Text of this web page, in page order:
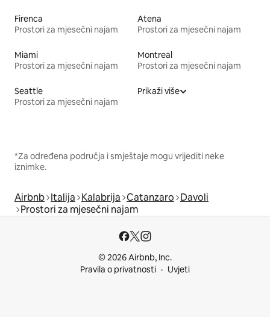
Firenca
Prostori za mjesečni najam
Atena
Prostori za mjesečni najam
Miami
Prostori za mjesečni najam
Montreal
Prostori za mjesečni najam
Seattle
Prostori za mjesečni najam
Prikaži više
*Za određena područja i smještaje mogu vrijediti neke
iznimke.
Airbnb Italija Kalabrija Catanzaro Davoli
Prostori za mjesečni najam
© 2026 Airbnb, Inc.
Pravila o privatnosti
Uvjeti